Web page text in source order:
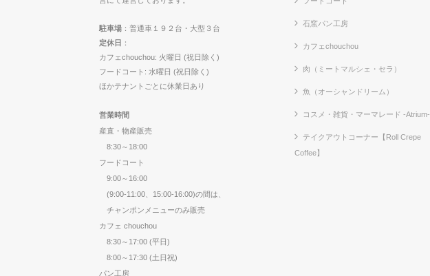
駐車場 ：普通車１９２台・大型３台
定休日 ：
カフェchouchou: 火曜日 (祝日除く)
フードコート: 水曜日 (祝日除く)
ほかテナントごとに休業日あり
営業時間
産直・物産販売
8:30～18:00
フードコート
9:00～16:00
(9:00-11:00、15:00-16:00)の間は、
チャンポンメニューのみ販売
カフェ chouchou
8:30～17:00 (平日)
8:00～17:30 (土日祝)
パン工房
石窯パン工房
カフェchouchou
肉（ミートマルシェ・セラ）
魚（オーシャンドリーム）
コスメ・雑貨・マーマレード -Atrium-
テイクアウトコーナー【Roll Crepe
Coffee】